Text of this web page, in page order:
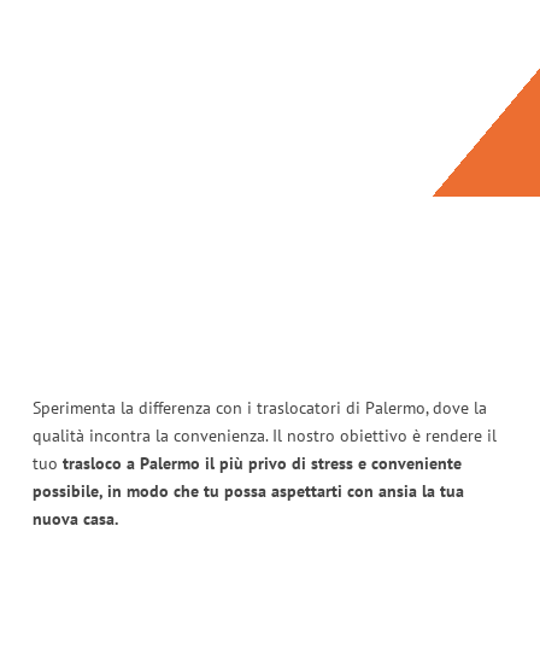
Sperimenta la differenza con i traslocatori di Palermo, dove la
qualità incontra la convenienza. Il nostro obiettivo è rendere il
tuo trasloco a Palermo il più privo di stress e conveniente
possibile, in modo che tu possa aspettarti con ansia la tua
nuova casa.